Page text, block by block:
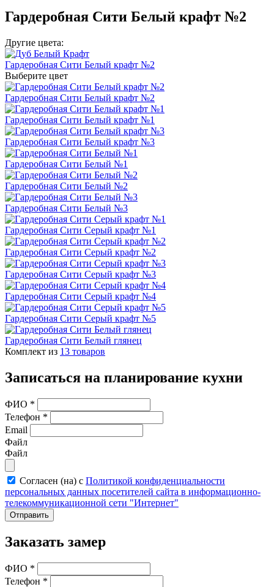
Гардеробная Сити Белый крафт №2
Другие цвета:
Гардеробная Сити Белый крафт №2
Выберите цвет
Гардеробная Сити Белый крафт №2
Гардеробная Сити Белый крафт №1
Гардеробная Сити Белый крафт №3
Гардеробная Сити Белый №1
Гардеробная Сити Белый №2
Гардеробная Сити Белый №3
Гардеробная Сити Серый крафт №1
Гардеробная Сити Серый крафт №2
Гардеробная Сити Серый крафт №3
Гардеробная Сити Серый крафт №4
Гардеробная Сити Серый крафт №5
Гардеробная Сити Белый глянец
Комплект из 13 товаров
Записаться на планирование кухни
ФИО *
Телефон *
Email
Файл
Файл
Согласен (на) с Политикой конфиденциальности
персональных данных посетителей сайта в информационно-
телекоммуникационной сети "Интернет"
Отправить
Заказать замер
ФИО *
Телефон *